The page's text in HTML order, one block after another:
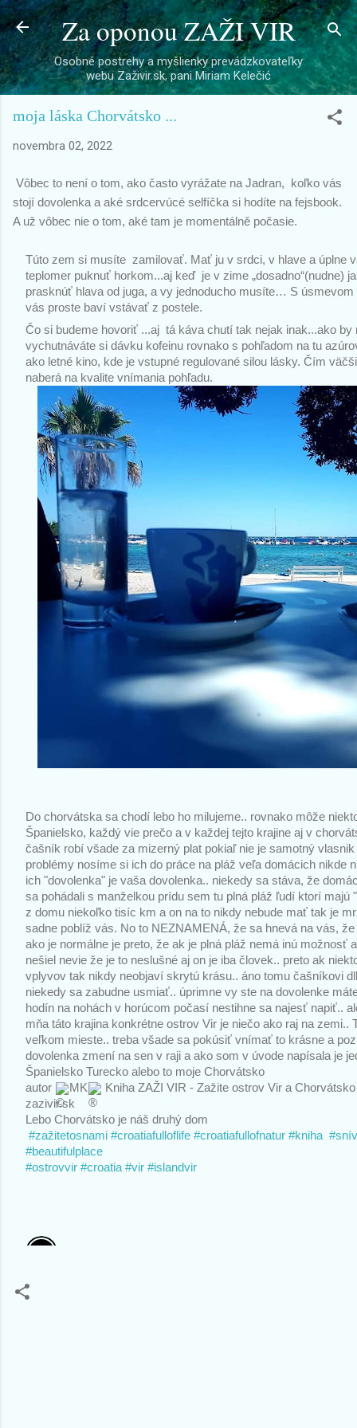
Preskočiť na hlavný obsah
Za oponou ZAŽI VIR
Osobné postrehy a myšlienky prevádzkovateľky
webu Zaživir.sk, pani Miriam Kelečić
moja láska Chorvátsko ...
novembra 02, 2022
Vôbec to není o tom, ako často vyrážate na Jadran,  koľko vás
stojí dovolenka a aké srdcervúcé selfíčka si hodíte na fejsbook.
A už vôbec nie o tom, aké tam je momentálně počasie.
Túto zem si musíte  zamilovať. Mať ju v srdci, v hlave a úplne
teplomer puknuť horkom...aj keď  je v zime „dosadno“(nudne)
prasknúť hlava od juga, a vy jednoducho musíte… S úsmevom
vás proste baví vstávať z postele.
Čo si budeme hovoriť ...aj  tá káva chutí tak nejak inak...ako
vychutnáváte si dávku kofeinu rovnako s pohľadom na tu
ako letné kino, kde je vstupné regulované silou lásky. Čím
naberá na kvalite vnímania pohľadu.
Do chorvátska sa chodí lebo ho milujeme.. rovnako môže
Španielsko, každý vie prečo a v každej tejto krajine aj v
čašník robí všade za mizerný plat pokiaľ nie je samotný
problémy nosíme si ich do práce na pláž veľa domácich nikde
ich "dovolenka" je vaša dovolenka.. niekedy sa stáva, že
sa pohádali s manželkou prídu sem tu plná pláž ľudí ktorí majú
z domu niekoľko tisíc km a on na to nikdy nebude mať tak je
sadne poblíž vás. No to NEZNAMENÁ, že sa hnevá na vás,
ako je normálne je preto, že ak je plná pláž nemá inú možnosť
nešiel nevie že je to neslušné aj on je iba človek.. preto ak
vplyvov tak nikdy neobjaví skrytú krásu.. áno tomu čašníkovi
niekedy sa zabudne usmiať.. úprimne vy ste na dovolenke
hodín na nohách v horúcom počasí nestihne sa najesť napiť..
mňa táto krajina konkrétne ostrov Vir je niečo ako raj na zemi..
veľkom mieste.. treba všade sa pokúsiť vnímať to krásne a
dovolenka zmení na sen v raji a ako som v úvode napísala je
Španielsko Turecko alebo to moje Chorvátsko
autor
MK
Kniha ZAŽI VIR - Zažite ostrov Vir a
zazivir.sk
Lebo Chorvátsko je náš druhý dom
#zažitetosnami #croatiafulloflife #croatiafullofnatur #kniha
#beautifulplace
#ostrovvir #croatia #vir #islandvir